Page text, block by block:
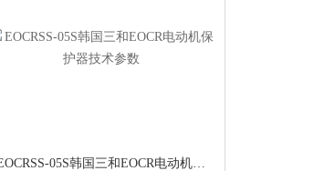
EOCRSS-05S韩国三和EOCR电动机保护器技术参数